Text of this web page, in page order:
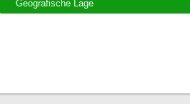
Geografische Lage